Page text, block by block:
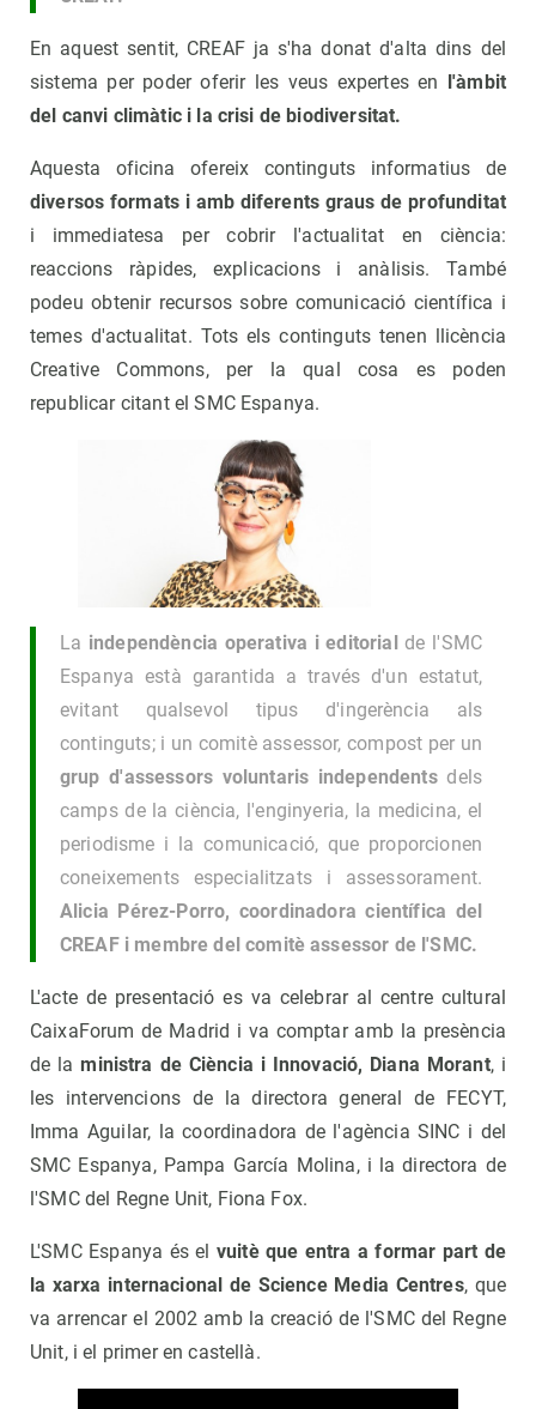
En aquest sentit, CREAF ja s'ha donat d'alta dins del
sistema per poder oferir les veus expertes en
l'àmbit
del canvi climàtic i la crisi de biodiversitat.
Aquesta oficina ofereix continguts informatius de
diversos formats i amb diferents graus de profunditat
i immediatesa per cobrir l'actualitat en ciència:
reaccions ràpides, explicacions i anàlisis. També
podeu obtenir recursos sobre comunicació científica i
temes d'actualitat. Tots els continguts tenen llicència
Creative Commons, per la qual cosa es poden
republicar citant el SMC Espanya.
La independència operativa i editorialde l'SMC
Espanya està garantida a través d'un estatut,
evitant qualsevol tipus d'ingerència als
continguts; i un comitè assessor, compost per un
grup d'assessors voluntaris independentsdels
camps de la ciència, l'enginyeria, la medicina, el
periodisme i la comunicació, que proporcionen
coneixements especialitzats i assessorament.
Alicia Pérez-Porro, coordinadora científica del
CREAF i membre del comitè assessor de l'SMC.
L'acte de presentació es va celebrar al centre cultural
CaixaForum de Madrid i va comptar amb la presència
de laministra de Ciència i Innovació, Diana Morant, i
les intervencions de la directora general de FECYT,
Imma Aguilar, la coordinadora de l'agència SINC i del
SMC Espanya, Pampa García Molina, i la directora de
l'SMC del Regne Unit, Fiona Fox.
L'SMC Espanya és el vuitè que entra a formar part de
la xarxa internacional de Science Media Centres, que
va arrencar el 2002 amb la creació de l'SMC del Regne
Unit, i el primer en castellà.